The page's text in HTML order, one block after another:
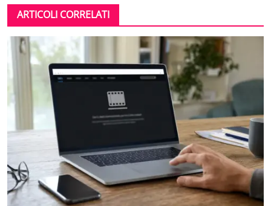
ARTICOLI CORRELATI